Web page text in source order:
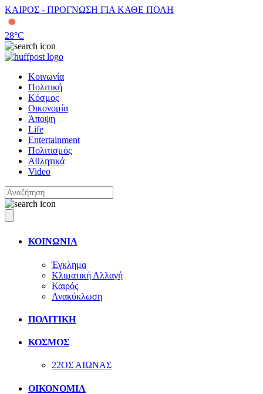
ΚΑΙΡΟΣ - ΠΡΟΓΝΩΣΗ ΓΙΑ ΚΑΘΕ ΠΟΛΗ
28°C
Κοινωνία
Πολιτική
Κόσμος
Οικονομία
Άποψη
Life
Entertainment
Πολιτισμός
Αθλητικά
Video
ΚΟΙΝΩΝΙΑ
Έγκλημα
Κλιματική Αλλαγή
Καιρός
Ανακύκλωση
ΠΟΛΙΤΙΚΗ
ΚΟΣΜΟΣ
22ΟΣ ΑΙΩΝΑΣ
ΟΙΚΟΝΟΜΙΑ